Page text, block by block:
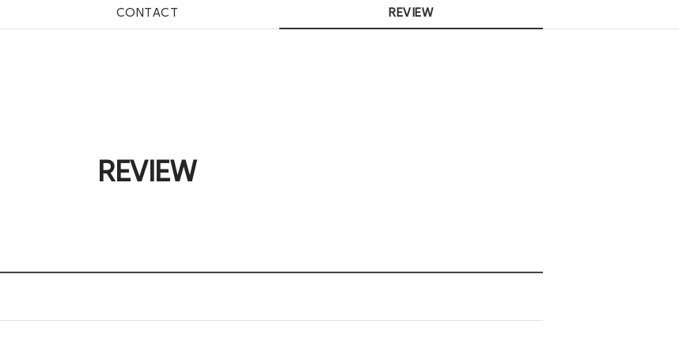
CONTACT REVIEW
REVIEW